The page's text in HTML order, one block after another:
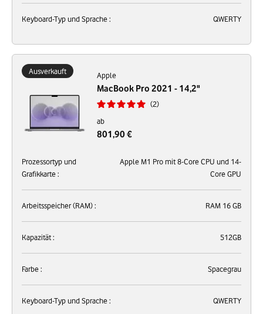
Keyboard-Typ und Sprache : QWERTY
Ausverkauft Apple
MacBook Pro 2021 - 14,2"
2
ab
801,90 €
Prozessortyp und
Grafikkarte :
Apple M1 Pro mit 8-Core CPU und 14-
Core GPU
Arbeitsspeicher (RAM) : RAM 16 GB
Kapazität : 512GB
Farbe : Spacegrau
Keyboard-Typ und Sprache : QWERTY